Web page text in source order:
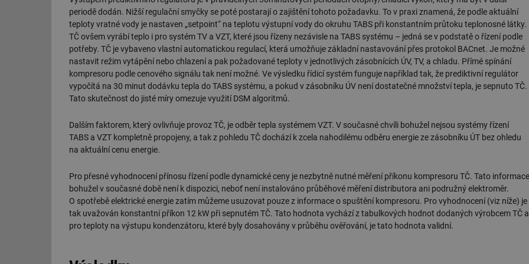
periodě dodán. Nižší regulační smyčky se poté postarají o zajištění tohoto požadavku. To v praxi znamená, že podle aktuální
teploty vratné vody je nastaven „setpoint“ na teplotu výstupní vody do okruhu TABS při konstantním průtoku teplonosné látky.
TČ ovšem vyrábí teplo i pro systém TV a VZT, které jsou řízeny nezávisle na TABS systému – jedná se v podstatě o řízení podle
potřeby. TČ je vybaveno vlastní automatickou regulací, která umožňuje základní nastavování přes protokol BACnet. Je možné
nastavit režim vytápění nebo chlazení a pak požadované teploty v jednotlivých zásobnících ÚV, TV, a chladu. Přímé spínání
kompresoru podle cenového signálu tak není možné. Ve výsledku řídicí systém funguje například tak, že prediktivní regulátor
vypočítá na 30 minut dodávku tepla do TABS systému, a pokud v zásobníku ÚV není dostatečné množství tepla, je sepnuto TČ.
Tato skutečnost do jisté míry omezuje využití DSM algoritmů.
Dalším faktorem, který ovlivňuje provoz TČ, je odběr tepla systémem VZT. V současné chvíli bohužel nejsou systémy řízení
TABS a VZT kompletně propojeny, a tak z pohledu TČ dochází k zcela nahodilému odběru energie ze zásobníku ÚT bez ohledu
na aktuální cenu energie.
Pro přesné vyhodnocení přínosu řízení podle dynamické ceny je nezbytně nutné měření příkonu kompresoru TČ. Tato informace
bohužel v současné době není k dispozici, neboť není instalováno průběhové měření distributora ani podružný elektroměr.
O spotřebě elektrické energie zatím můžeme usuzovat pouze z informace o spuštění kompresoru. Pro vyhodnocení (viz níže) je
tak uvažován konstantní příkon 12 kW při sepnutém TČ. Tato hodnota vychází z tabulkových hodnot dodaných výrobcem TČ a
pro teploty na výstupu kondenzátoru, které byly dosahovány v průběhu ověřování, je tato hodnota validní.
žádné identifikovatelné informace.
id
forum.tzb-
info.cz
1 rok Tento soubor cookie se používá k
_hjIncludedInSessionSample
Hotjar Ltd
vetrani.tzb-
info.cz
1 minuta
59 sekund
Tento soubor cookie je nastaven tak,
o tom, zda je tento návštěvník zahrnut
definovaného denním limitem relace
id
voda.tzb-
info.cz
10 let Tento soubor cookie se používá k
id oze.tzb-info.cz 10 let
Tento soubor cookie se používá k
_dc_gtm_UA-5901706-1
.tzb-info.cz 58 sekund
Tento soubor cookie je přidružen k
Správce značek Google k načtení dalších
stránku. Pokud je použit, lze jej
nutný, protože bez něj jiné skripty
Konec názvu je jedinečné číslo, které je
přidruženého účtu Google Analytics.